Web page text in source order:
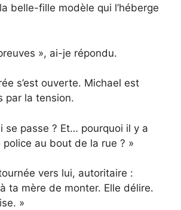
belle-fille modèle qui l’héberge
», ai-je répondu.
s’est ouverte. Michael est
par la tension.
se passe ? Et… pourquoi il y a
au bout de la rue ? »
vers lui, autoritaire :
ta mère de monter. Elle délire.
»